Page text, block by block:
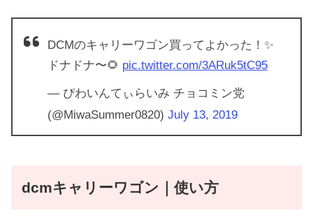
DCMのキャリーワゴン買ってよかった！✨
ドナドナ〜🌻 pic.twitter.com/3ARuk5tC95
— ぴわいんてぃらいみ チョコミン党
(@MiwaSummer0820) July 13, 2019
dcmキャリーワゴン｜使い方